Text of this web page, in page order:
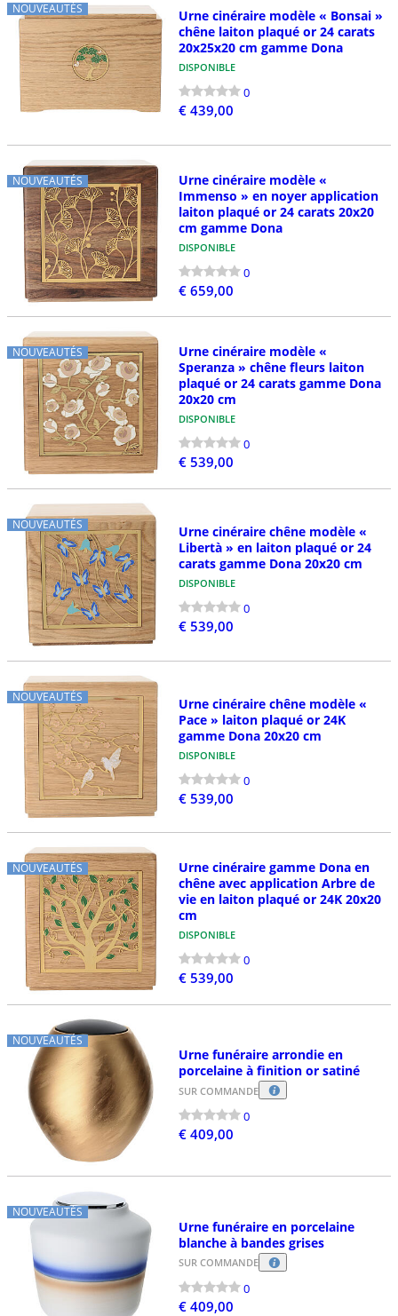
NOUVEAUTÉS
Urne cinéraire modèle « Bonsai »
chêne laiton plaqué or 24 carats
20x25x20 cm gamme Dona
DISPONIBLE
0
€ 439,00
NOUVEAUTÉS
Urne cinéraire modèle «
Immenso » en noyer application
laiton plaqué or 24 carats 20x20
cm gamme Dona
DISPONIBLE
0
€ 659,00
NOUVEAUTÉS
Urne cinéraire modèle «
Speranza » chêne fleurs laiton
plaqué or 24 carats gamme Dona
20x20 cm
DISPONIBLE
0
€ 539,00
NOUVEAUTÉS
Urne cinéraire chêne modèle «
Libertà » en laiton plaqué or 24
carats gamme Dona 20x20 cm
DISPONIBLE
0
€ 539,00
NOUVEAUTÉS
Urne cinéraire chêne modèle «
Pace » laiton plaqué or 24K
gamme Dona 20x20 cm
DISPONIBLE
0
€ 539,00
NOUVEAUTÉS
Urne cinéraire gamme Dona en
chêne avec application Arbre de
vie en laiton plaqué or 24K 20x20
cm
DISPONIBLE
0
€ 539,00
NOUVEAUTÉS
Urne funéraire arrondie en
porcelaine à finition or satiné
SUR COMMANDE
0
€ 409,00
NOUVEAUTÉS
Urne funéraire en porcelaine
blanche à bandes grises
SUR COMMANDE
0
€ 409,00